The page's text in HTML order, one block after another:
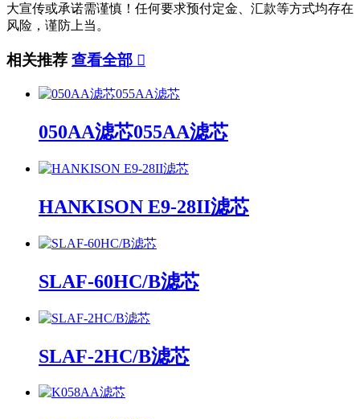
大宣传或承诺需谨慎！任何要求预付定金、汇款等方式均存在
风险，谨防上当。
相关推荐 查看全部 
050AA滤芯055AA滤芯
HANKISON E9-28II滤芯
SLAF-60HC/B滤芯
SLAF-2HC/B滤芯